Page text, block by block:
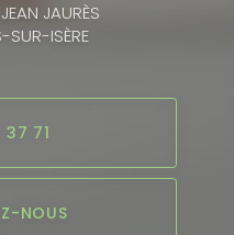
JAURÈS
SUR-ISÈRE
71
NOUS